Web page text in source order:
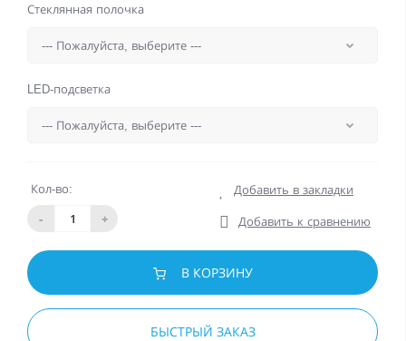
Стеклянная полочка
LED-подсветка
Кол-во:
- +
Добавить в закладки
Добавить к сравнению
В КОРЗИНУ
БЫСТРЫЙ ЗАКАЗ